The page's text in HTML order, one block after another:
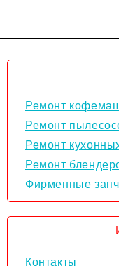
Ремонт
Ремонт
Ремонт
Ремонт
Фирменные
Контакты